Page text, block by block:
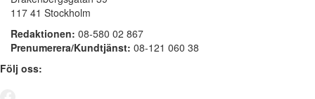
117 41 Stockholm
Redaktionen: 08-580 02 867
Prenumerera/Kundtjänst: 08-121 060 38
Följ oss: